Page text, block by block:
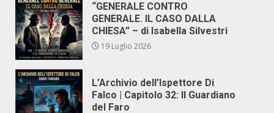
“GENERALE CONTRO
GENERALE. IL CASO DALLA
CHIESA” – di Isabella Silvestri
19 Luglio 2026
L’Archivio dell’Ispettore Di
Falco | Capitolo 32: Il Guardiano
del Faro